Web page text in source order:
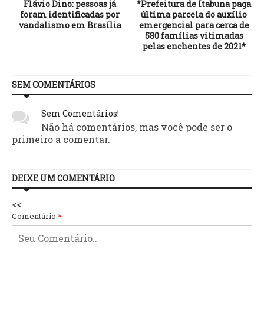
Flávio Dino: pessoas já
foram identificadas por
vandalismo em Brasília
*Prefeitura de Itabuna paga
última parcela do auxílio
emergencial para cerca de
580 famílias vitimadas
pelas enchentes de 2021*
SEM COMENTÁRIOS
Sem Comentários!
Não há comentários, mas você pode ser o
primeiro a comentar.
DEIXE UM COMENTÁRIO
<<
Comentário:*